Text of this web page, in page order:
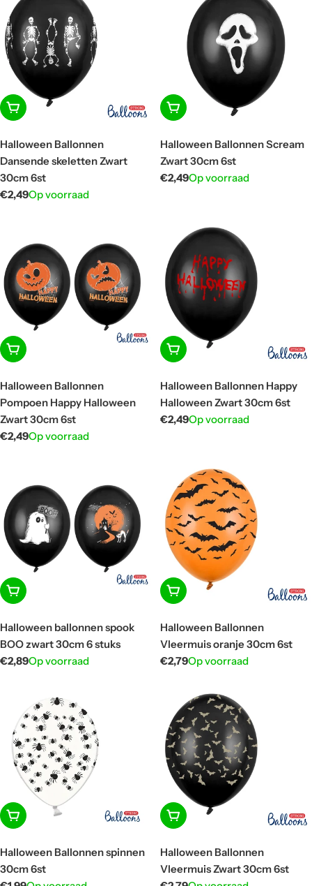
In winkelwagen
Halloween Ballonnen
Dansende skeletten Zwart
30cm 6st
Normale
€2,49Op voorraad
In winkelwagen
Halloween Ballonnen Scream
Zwart 30cm 6st
Normale
€2,49Op voorraad
In winkelwagen
Halloween Ballonnen
Pompoen Happy Halloween
Zwart 30cm 6st
Normale
€2,49Op voorraad
In winkelwagen
Halloween Ballonnen Happy
Halloween Zwart 30cm 6st
Normale
€2,49Op voorraad
In winkelwagen
Halloween ballonnen spook
BOO zwart 30cm 6 stuks
Normale
€2,89Op voorraad
In winkelwagen
Halloween Ballonnen
Vleermuis oranje 30cm 6st
Normale
€2,79Op voorraad
In winkelwagen
Halloween Ballonnen spinnen
30cm 6st
In winkelwagen
Halloween Ballonnen
Vleermuis Zwart 30cm 6st